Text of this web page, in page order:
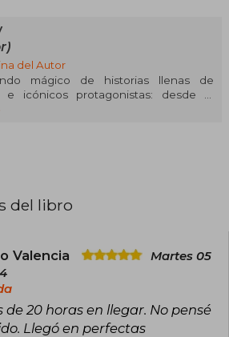
del Autor
mágico de historias llenas de
e icónicos protagonistas: desde el
más famoso del mundo, pasando por
divertirse y vivir emocionantes
los clásicos de siempre y las últimas
con Disney todos los sueños se
del libro
Valencia
Martes 05
de 20 horas en llegar. No pensé
Llegó en perfectas